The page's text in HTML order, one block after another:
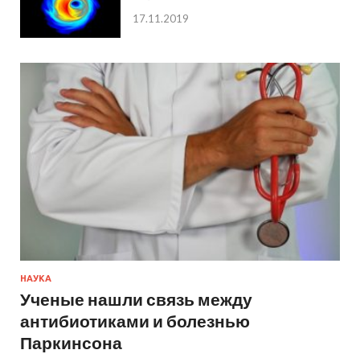
17.11.2019
НАУКА
Ученые нашли связь между
антибиотиками и болезнью
Паркинсона